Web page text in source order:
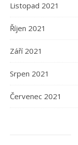
Listopad 2021
Říjen 2021
Září 2021
Srpen 2021
Červenec 2021